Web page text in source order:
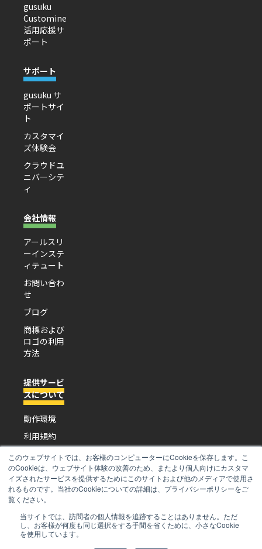
このウェブサイトでは、お客様のコンピューターにCookieを保存します。こ
のCookieは、ウェブサイト体験の改善のため、またより個人向けにカスタマ
イズされたサービスを提供するためにこのサイトおよび他のメディアで使用さ
れるものです。当社のCookieについての詳細は、プライバシーポリシーをご
覧ください。
当サイトでは、訪問者の個人情報を追跡することはありません。ただ
し、お客様が何度も同じ選択をする手間を省くために、小さなCookie
を使用しています。
gusuku
Customine
活用応援サ
ポート
サポート
gusuku サ
ポートサイ
ト
カスタマイ
ズ体験会
クラウドユ
ニバーシテ
ィ
会社情報
アールスリ
ーインステ
ィテュート
お問い合わ
せ
ブログ
商標および
ロゴの利用
方法
提供サービ
スについて
動作環境
利用規約
プライバシ
ーポリシー
特定商取引
法に基づく
表示